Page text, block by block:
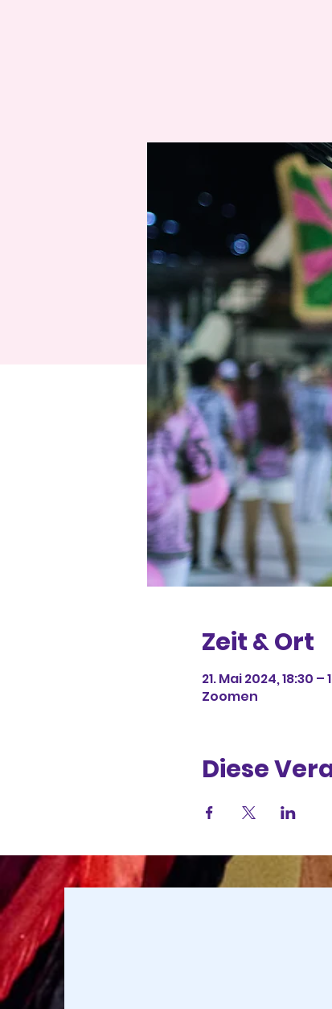
Zeit & Ort
21. Mai 2024, 18:30 –
Zoomen
Diese